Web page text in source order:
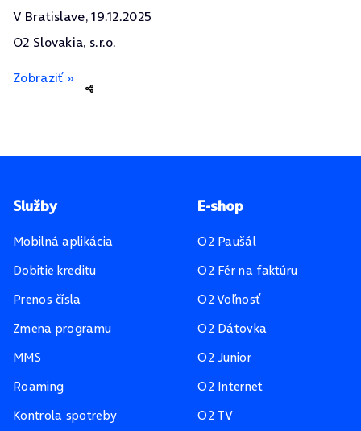
V Bratislave, 19.12.2025
O2 Slovakia, s.r.o.
Zobraziť »
Pätička stránky
Služby
Mobilná aplikácia
Dobitie kreditu
Prenos čísla
Zmena programu
MMS
Roaming
Kontrola spotreby
E-shop
O2 Paušál
O2 Fér na faktúru
O2 Voľnosť
O2 Dátovka
O2 Junior
O2 Internet
O2 TV